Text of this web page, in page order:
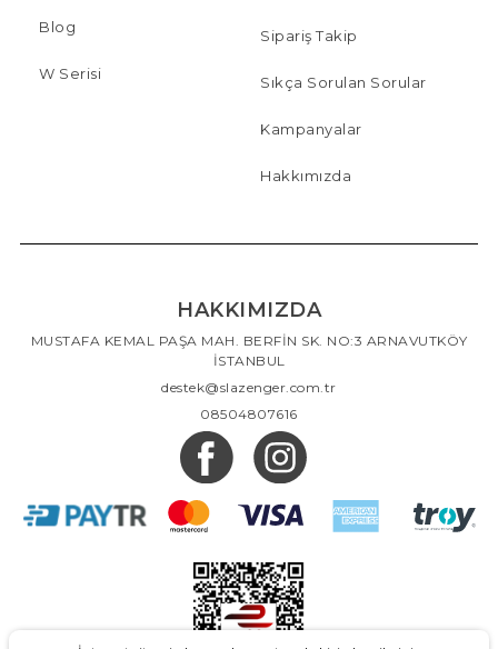
Blog
W Serisi
Sipariş Takip
Sıkça Sorulan Sorular
Kampanyalar
Hakkımızda
HAKKIMIZDA
MUSTAFA KEMAL PAŞA MAH. BERFİN SK. NO:3 ARNAVUTKÖY
İSTANBUL
destek@slazenger.com.tr
08504807616